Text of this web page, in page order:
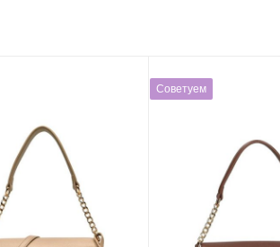
Советуем